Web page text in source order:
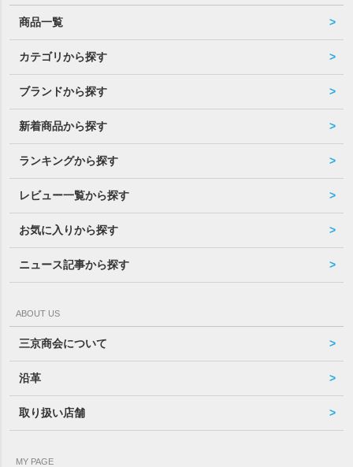
商品一覧
カテゴリから探す
ブランドから探す
新着商品から探す
ランキングから探す
レビュー一覧から探す
お気に入りから探す
ニュース記事から探す
ABOUT US
三京商会について
沿革
取り扱い店舗
MY PAGE